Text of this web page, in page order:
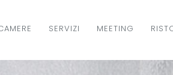
SERVIZI MEETING